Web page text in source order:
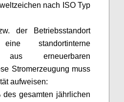
nach ISO Typ
der Betriebsstandort
standortinterne
aus erneuerbaren
Stromerzeugung muss
aufweisen:
gesamten jährlichen